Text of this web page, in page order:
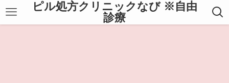
ピル処方クリニックなび ※自由
診療